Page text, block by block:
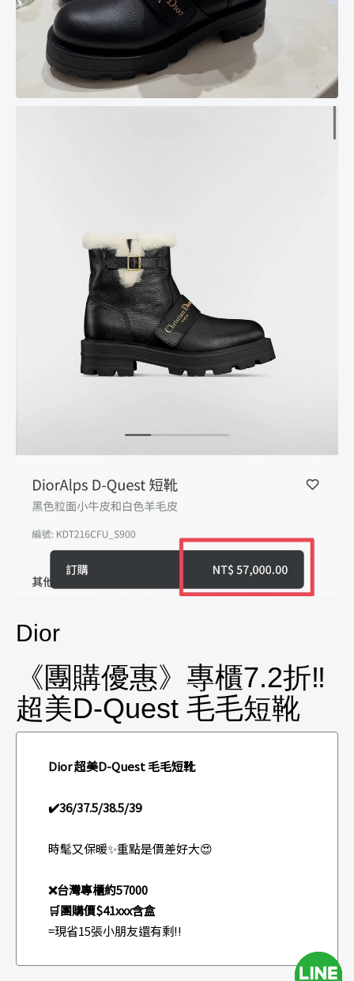
Dior
《團購優惠》專櫃7.2折‼️
超美D-Quest 毛毛短靴
Dior 超美D-Quest 毛毛短靴
✔️36/37.5/38.5/39
時髦又保暖✨重點是價差好大😍
❌台灣專櫃約57000
🛒團購價$41xxx含盒
=現省15張小朋友還有剩‼️